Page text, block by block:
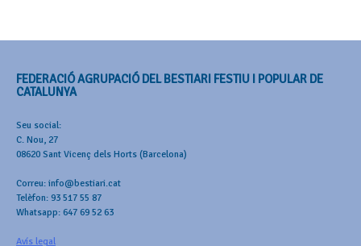
FEDERACIÓ AGRUPACIÓ DEL BESTIARI FESTIU I POPULAR DE
CATALUNYA
Seu social:
C. Nou, 27
08620 Sant Vicenç dels Horts (Barcelona)
Correu: info@bestiari.cat
Telèfon: 93 517 55 87
Whatsapp: 647 69 52 63
Avís legal